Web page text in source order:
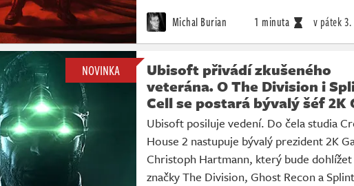
Michal Burian 1 minuta v pátek
NOVINKA
Ubisoft přivádí zkušeného
veterána. O The Division i
Cell se postará bývalý šéf 2K
Ubisoft posiluje vedení. Do čela studia
House 2 nastupuje bývalý prezident 2K
Christoph Hartmann, který bude dohlížet
značky The Division, Ghost Recon a